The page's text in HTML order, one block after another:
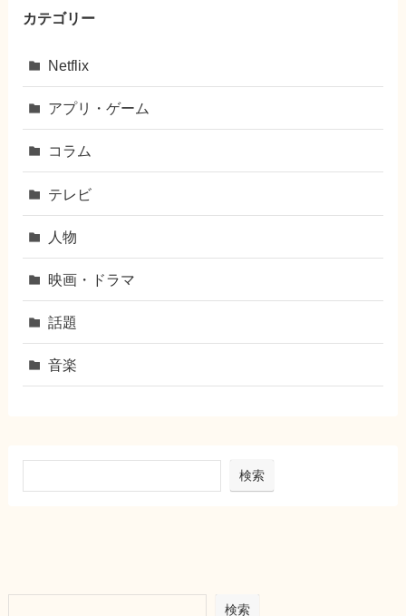
カテゴリー
Netflix
アプリ・ゲーム
コラム
テレビ
人物
映画・ドラマ
話題
音楽
検索
検索